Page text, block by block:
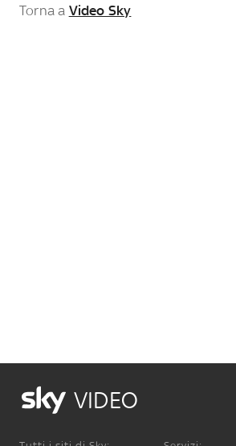
Torna a Video Sky
VIDEO